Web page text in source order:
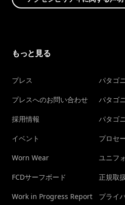
もっと見る
プレス
プレスへのお問い合わせ
採用情報
イベント
Worn Wear
FCDサーフボード
Work in Progress Report
パタゴ
パタゴ
パタゴ
プロセ
ユニフ
正規取
プライ